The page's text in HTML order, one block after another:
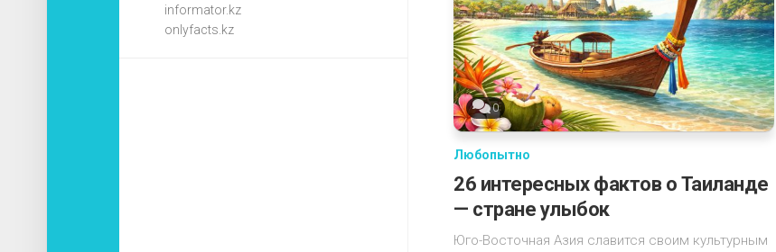
0
Любопытно
26 интересных фактов о Таиланде
— стране улыбок
Юго-Восточная Азия славится своим культурным
informator.kz
onlyfacts.kz